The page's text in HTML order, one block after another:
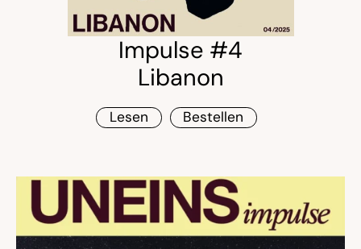
Impulse #4
Libanon
Lesen Bestellen